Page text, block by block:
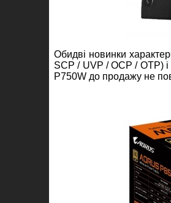
Обидві новинки
SCP / UVP / OCP / OTP)
P750W до продажу не